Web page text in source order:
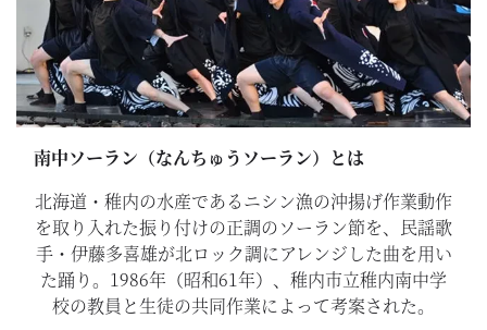
南中ソーラン（なんちゅうソーラン）とは
北海道・稚内の水産であるニシン漁の沖揚げ作業動作
を取り入れた振り付けの正調のソーラン節を、民謡歌
手・伊藤多喜雄が北ロック調にアレンジした曲を用い
た踊り。1986年（昭和61年）、稚内市立稚内南中学
校の教員と生徒の共同作業によって考案された。